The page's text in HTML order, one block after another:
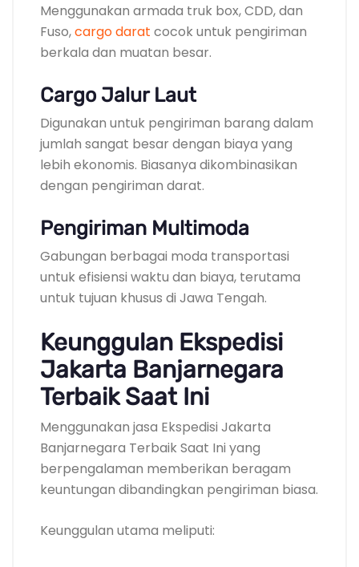
Menggunakan armada truk box, CDD, dan
Fuso,cargo darat cocok untuk pengiriman
berkala dan muatan besar.
Cargo Jalur Laut
Digunakan untuk pengiriman barang dalam
jumlah sangat besar dengan biaya yang
lebih ekonomis. Biasanya dikombinasikan
dengan pengiriman darat.
Pengiriman Multimoda
Gabungan berbagai moda transportasi
untuk efisiensi waktu dan biaya, terutama
untuk tujuan khusus di Jawa Tengah.
Keunggulan Ekspedisi
Jakarta Banjarnegara
Terbaik Saat Ini
Menggunakan jasa Ekspedisi Jakarta
Banjarnegara Terbaik Saat Ini yang
berpengalaman memberikan beragam
keuntungan dibandingkan pengiriman biasa.
Keunggulan utama meliputi: